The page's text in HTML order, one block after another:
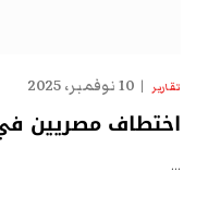
تقارير 10 نوفمبر، 2025
اختطاف مصريين
…